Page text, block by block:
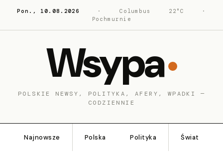
Pon., 10.08.2026 · Columbus 22°C
·
Pochmurnie
Wsypa
POLSKIE NEWSY, POLITYKA, AFERY, WPADKI —
CODZIENNIE
Najnowsze Polska Polityka Świat